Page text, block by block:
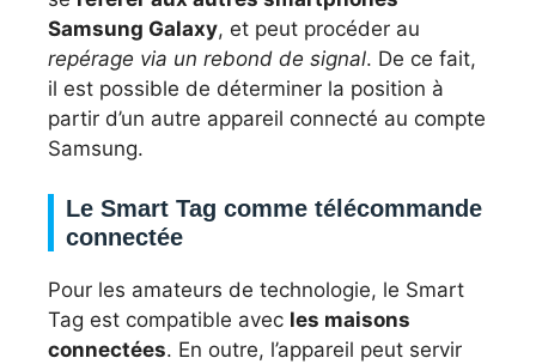
Samsung Galaxy, et peut procéder au
repérage via un rebond de signal. De ce fait,
il est possible de déterminer la position à
partir d’un autre appareil connecté au compte
Samsung.
Le Smart Tag comme télécommande
connectée
Pour les amateurs de technologie, le Smart
Tag est compatible avec les maisons
connectées. En outre, l’appareil peut servir